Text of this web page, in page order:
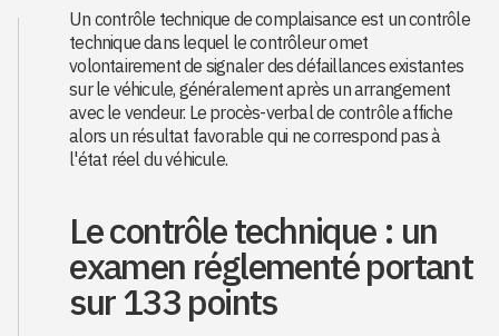
Un contrôle technique de complaisance est un contrôle
technique dans lequel le contrôleur omet
volontairement de signaler des défaillances existantes
sur le véhicule, généralement après un arrangement
avec le vendeur. Le procès-verbal de contrôle affiche
alors un résultat favorable qui ne correspond pas à
l'état réel du véhicule.
Le contrôle technique : un
examen réglementé portant
sur 133 points